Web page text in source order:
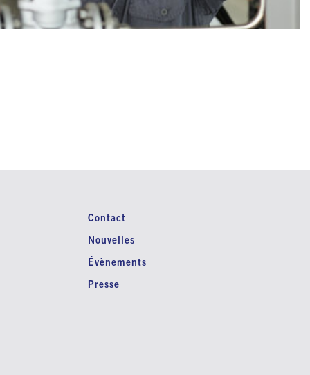
Contact
Nouvelles
Évènements
Presse